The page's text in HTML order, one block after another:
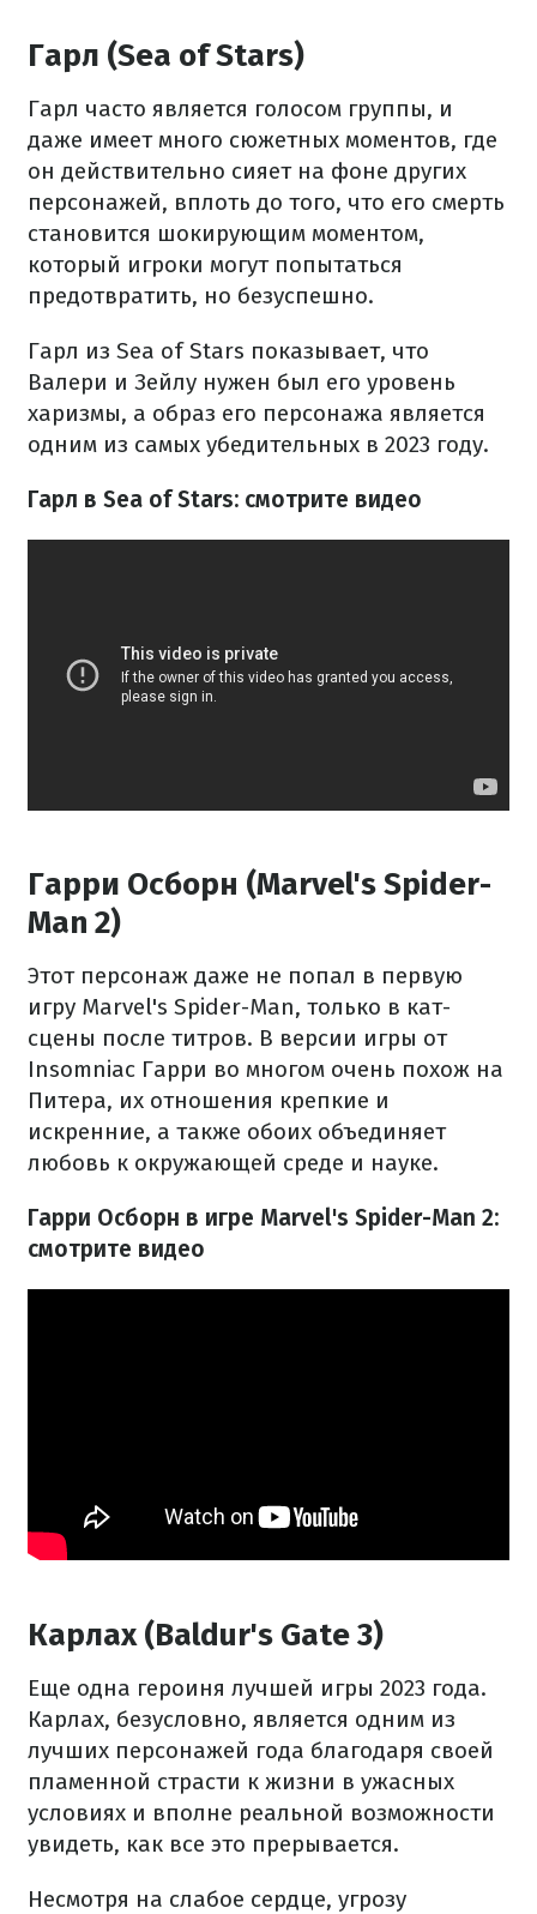
Гарл (Sea of Stars)
Гарл часто является голосом группы, и
даже имеет много сюжетных моментов, где
он действительно сияет на фоне других
персонажей, вплоть до того, что его смерть
становится шокирующим моментом,
который игроки могут попытаться
предотвратить, но безуспешно.
Гарл из Sea of Stars показывает, что
Валери и Зейлу нужен был его уровень
харизмы, а образ его персонажа является
одним из самых убедительных в 2023 году.
Гарл в Sea of Stars: смотрите видео
Гарри Осборн (Marvel's Spider-
Man 2)
Этот персонаж даже не попал в первую
игру Marvel's Spider-Man, только в кат-
сцены после титров. В версии игры от
Insomniac Гарри во многом очень похож на
Питера, их отношения крепкие и
искренние, а также обоих объединяет
любовь к окружающей среде и науке.
Гарри Осборн в игре Marvel's Spider-Man 2:
смотрите видео
Карлах (Baldur's Gate 3)
Еще одна героиня лучшей игры 2023 года.
Карлах, безусловно, является одним из
лучших персонажей года благодаря своей
пламенной страсти к жизни в ужасных
условиях и вполне реальной возможности
увидеть, как все это прерывается.
Несмотря на слабое сердце, угрозу